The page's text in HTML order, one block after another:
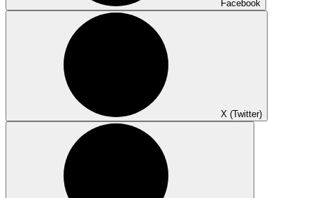
Facebook
X (Twitter)